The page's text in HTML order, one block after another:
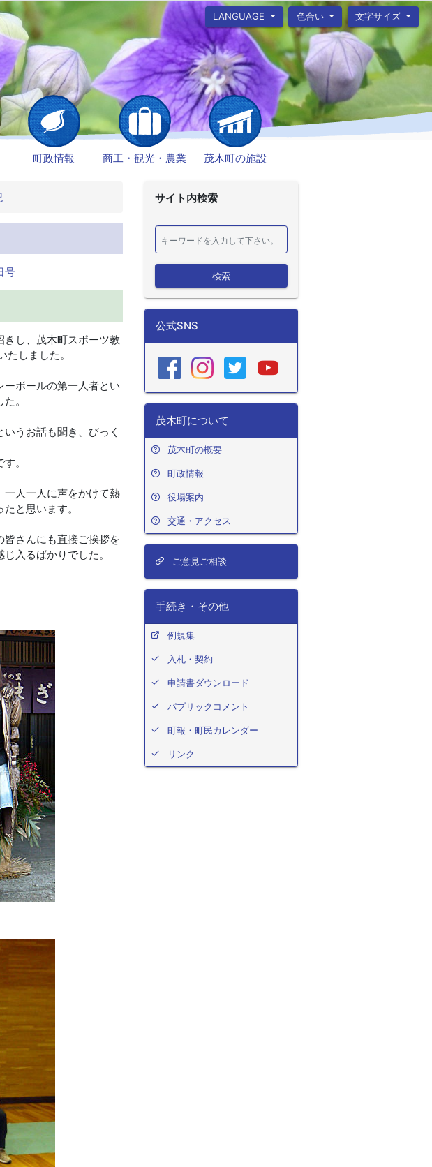
LANGUAGE 色合い 文字サイズ
町政情報 商工・観光・農業 茂木町の施設
号
し、茂木町スポーツ教
しました。
ボールの第一人者とい
。
うお話も聞き、びっく
。
一人一人に声をかけて熱
と思います。
さんにも直接ご挨拶を
入るばかりでした。
サイト内検索
検索
公式SNS
茂木町について
茂木町の概要
町政情報
役場案内
交通・アクセス
ご意見ご相談
手続き・その他
例規集
入札・契約
申請書ダウンロード
パブリックコメント
町報・町民カレンダー
リンク